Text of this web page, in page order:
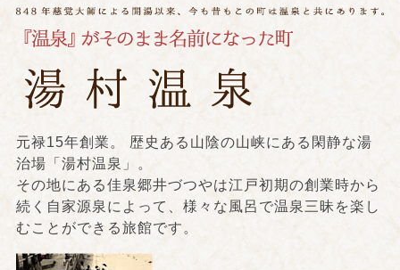
元禄15年創業。 歴史ある山陰の山峡にある閑静な湯
治場「湯村温泉」。
その地にある佳泉郷井づつやは江戸初期の創業時から
続く自家源泉によって、様々な風呂で温泉三昧を楽し
むことができる旅館です。